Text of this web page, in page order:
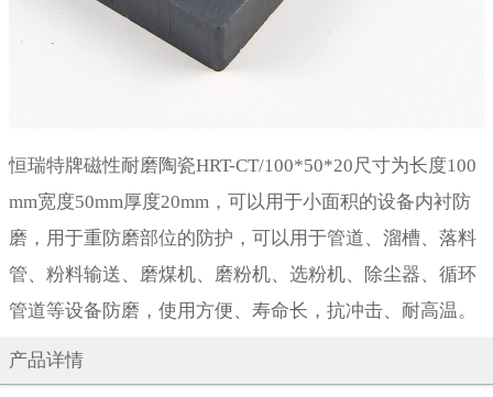
恒瑞特牌磁性耐磨陶瓷HRT-CT/100*50*20尺寸为长度100
mm宽度50mm厚度20mm，可以用于小面积的设备内衬防
磨，用于重防磨部位的防护，可以用于管道、溜槽、落料
管、粉料输送、磨煤机、磨粉机、选粉机、除尘器、循环
管道等设备防磨，使用方便、寿命长，抗冲击、耐高温。
产品详情